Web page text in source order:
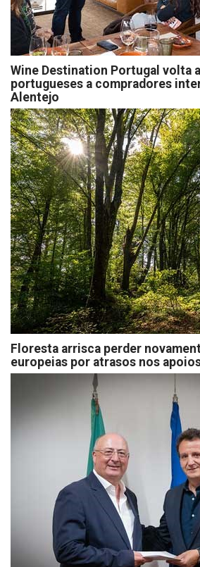
Wine Destination Portugal volta
portugueses a compradores
Alentejo
Floresta arrisca perder
europeias por atrasos nos